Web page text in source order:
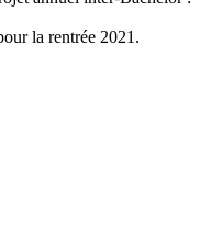
la rentrée 2021.